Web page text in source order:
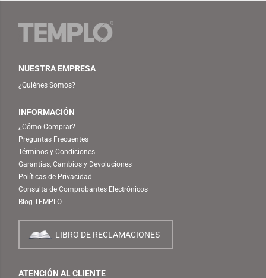
NUESTRA EMPRESA
¿Quiénes Somos?
INFORMACIÓN
¿Cómo Comprar?
Preguntas Frecuentes
Términos y Condiciones
Garantías, Cambios y Devoluciones
Políticas de Privacidad
Consulta de Comprobantes Electrónicos
Blog TEMPLO
LIBRO DE RECLAMACIONES
ATENCIÓN AL CLIENTE